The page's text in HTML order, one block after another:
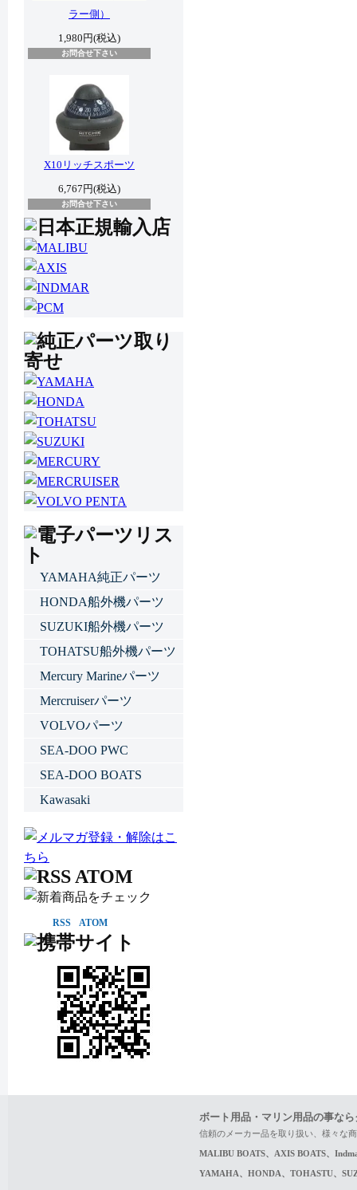
ラー側）
1,980円(税込)
お問合せ下さい
X10リッチスポーツ
6,767円(税込)
お問合せ下さい
YAMAHA純正パーツ
HONDA船外機パーツ
SUZUKI船外機パーツ
TOHATSU船外機パーツ
Mercury Marineパーツ
Mercruiserパーツ
VOLVOパーツ
SEA-DOO PWC
SEA-DOO BOATS
Kawasaki
RSS ATOM
ボート用品・マリン用品の事な
信頼のメーカー品を取り扱い、様々な
MALIBU BOATS、AXIS BOATS、
YAMAHA、HONDA、TOHASTU、